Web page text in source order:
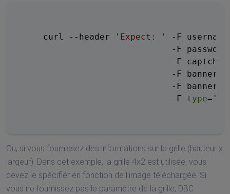
    curl --header
'Expect: '
-F
-F
-F
                             -F banner=@
-F
                             -F
type= '3'
Ou, si vous fournissez des informations sur la grille (hauteur x
largeur). Dans cet exemple, la grille 4x2 est utilisée, vous
devez le spécifier en fonction de l'image téléchargée. Si
vous ne fournissez pas le paramètre de la grille, DBC